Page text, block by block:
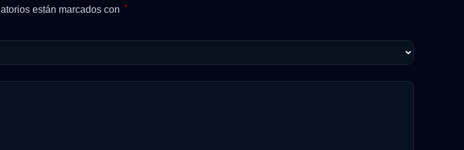
están marcados con *